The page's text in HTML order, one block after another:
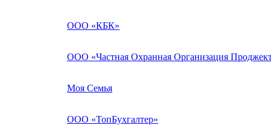
ООО «КБК»
ООО «Частная Охранная Организация
Моя Семья
ООО «ТопБухгалтер»